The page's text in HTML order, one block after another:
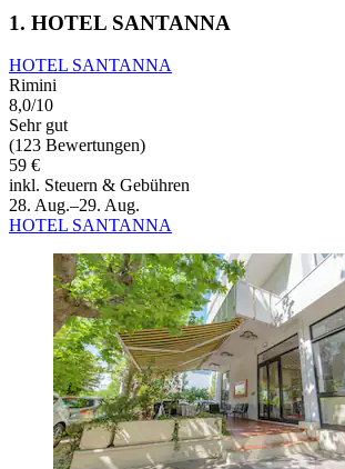
1. HOTEL SANTANNA
HOTEL SANTANNA
Rimini
8,0/10
Sehr gut
(123 Bewertungen)
59 €
inkl. Steuern & Gebühren
28. Aug.–29. Aug.
HOTEL SANTANNA